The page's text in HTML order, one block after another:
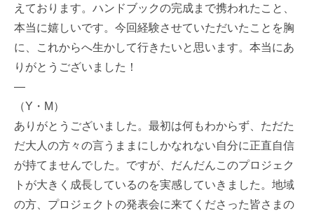
えております。ハンドブックの完成まで携われたこと、
本当に嬉しいです。今回経験させていただいたことを胸
に、これからへ生かして行きたいと思います。本当にあ
りがとうございました！
—
（Y・M）
ありがとうございました。最初は何もわからず、ただた
だ大人の方々の言うままにしかなれない自分に正直自信
が持てませんでした。ですが、だんだんこのプロジェク
トが大きく成長しているのを実感していきました。地域
の方、プロジェクトの発表会に来てくださった皆さまの